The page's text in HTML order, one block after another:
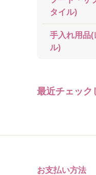
タイル)
手入れ用品(
ル)
最近チェック
お支払い方法